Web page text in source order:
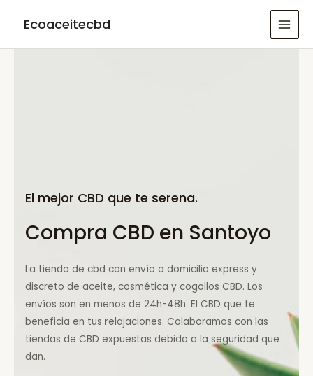
Ecoaceitecbd
El mejor CBD que te serena.
Compra CBD en Santoyo
La tienda de cbd con envío a domicilio express y
discreto de aceite, cosmética y cogollos CBD. Los
envíos son en menos de 24h-48h. El CBD que te
beneficia en tus relajaciones. Colaboramos con las
tiendas de CBD expuestas debido a la seguridad que
dan.